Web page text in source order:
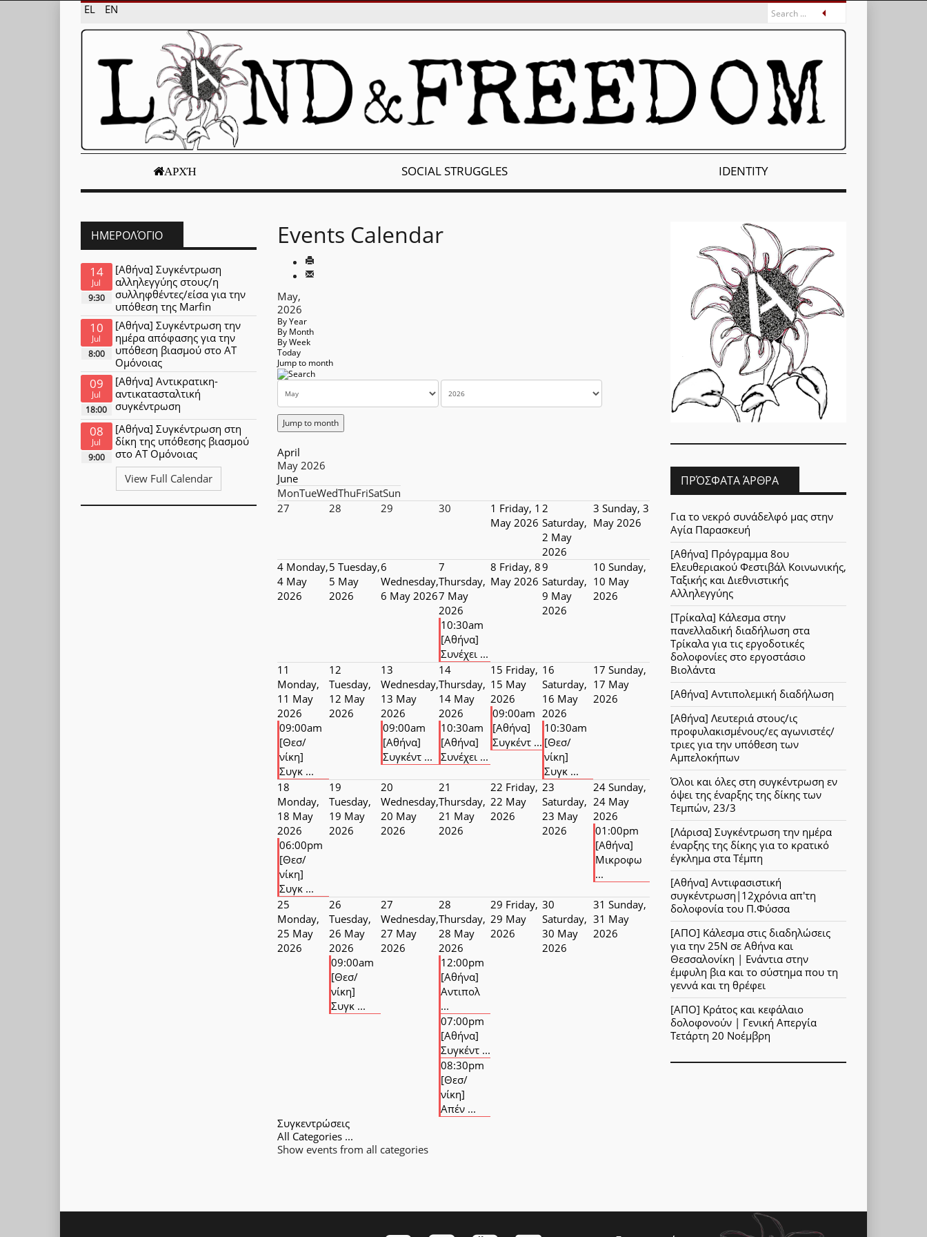
EL EN
ΑΡΧΉ SOCIAL STRUGGLES IDENTITY
Events Calendar
May,
2026
By Year
By Month
By Week
Today
Jump to month
Jump to month
April
May 2026
June
MonTueWedThuFriSatSun
27
28 29 30 1 Friday, 1
May 2026
2
Saturday,
2 May
2026
3 Sunday, 3
May 2026
4 Monday,
4 May
2026
5 Tuesday,
5 May
2026
6
Wednesday,
6 May 2026
7
Thursday,
7 May
2026
10:30am
[Αθήνα]
Συνέχει ...
8 Friday, 8
May 2026
9
Saturday,
9 May
2026
10 Sunday,
10 May
2026
11
Monday,
11 May
2026
09:00am
[Θεσ/
νίκη]
Συγκ ...
12
Tuesday,
12 May
2026
13
Wednesday,
13 May
2026
09:00am
[Αθήνα]
Συγκέντ ...
14
Thursday,
14 May
2026
10:30am
[Αθήνα]
Συνέχει ...
15 Friday,
15 May
2026
09:00am
[Αθήνα]
Συγκέντ ...
16
Saturday,
16 May
2026
10:30am
[Θεσ/
νίκη]
Συγκ ...
17 Sunday,
17 May
2026
18
Monday,
18 May
2026
06:00pm
[Θεσ/
νίκη]
Συγκ ...
19
Tuesday,
19 May
2026
20
Wednesday,
20 May
2026
21
Thursday,
21 May
2026
22 Friday,
22 May
2026
23
Saturday,
23 May
2026
24 Sunday,
24 May
2026
01:00pm
[Αθήνα]
Μικροφω
...
25
Monday,
25 May
2026
26
Tuesday,
26 May
2026
09:00am
[Θεσ/
νίκη]
Συγκ ...
27
Wednesday,
27 May
2026
28
Thursday,
28 May
2026
12:00pm
[Αθήνα]
Αντιπολ
...
07:00pm
[Αθήνα]
Συγκέντ ...
08:30pm
[Θεσ/
νίκη]
Απέν ...
29 Friday,
29 May
2026
30
Saturday,
30 May
2026
31 Sunday,
31 May
2026
Συγκεντρώσεις
All Categories ...
Show events from all categories
ΗΜΕΡΟΛΌΓΙΟ
14
Jul
9:30
[Αθήνα] Συγκέντρωση
αλληλεγγύης στους/η
συλληφθέντες/είσα για την
υπόθεση της Marfin
10
Jul
8:00
[Αθήνα] Συγκέντρωση την
ημέρα απόφασης για την
υπόθεση βιασμού στο ΑΤ
Ομόνοιας
09
Jul
18:00
[Αθήνα] Αντικρατικη-
αντικατασταλτική
συγκέντρωση
08
Jul
9:00
[Αθήνα] Συγκέντρωση στη
δίκη της υπόθεσης βιασμού
στο ΑΤ Ομόνοιας
View Full Calendar
ΠΡΌΣΦΑΤΑ ΆΡΘΡΑ
Για το νεκρό συνάδελφό μας στην
Αγία Παρασκευή
[Αθήνα] Πρόγραμμα 8ου
Ελευθεριακού Φεστιβάλ Κοινωνικής,
Ταξικής και Διεθνιστικής
Αλληλεγγύης
[Τρίκαλα] Κάλεσμα στην
πανελλαδική διαδήλωση στα
Τρίκαλα για τις εργοδοτικές
δολοφονίες στο εργοστάσιο
Βιολάντα
[Αθήνα] Αντιπολεμική διαδήλωση
[Αθήνα] Λευτεριά στους/ις
προφυλακισμένους/ες αγωνιστές/
τριες για την υπόθεση των
Αμπελοκήπων
Όλοι και όλες στη συγκέντρωση εν
όψει της έναρξης της δίκης των
Τεμπών, 23/3
[Λάρισα] Συγκέντρωση την ημέρα
έναρξης της δίκης για το κρατικό
έγκλημα στα Τέμπη
[Αθήνα] Αντιφασιστική
συγκέντρωση|12χρόνια απ'τη
δολοφονία του Π.Φύσσα
[ΑΠΟ] Κάλεσμα στις διαδηλώσεις
για την 25Ν σε Αθήνα και
Θεσσαλονίκη | Ενάντια στην
έμφυλη βια και το σύστημα που τη
γεννά και τη θρέφει
[ΑΠΟ] Κράτος και κεφάλαιο
δολοφονούν | Γενική Απεργία
Τετάρτη 20 Νοέμβρη